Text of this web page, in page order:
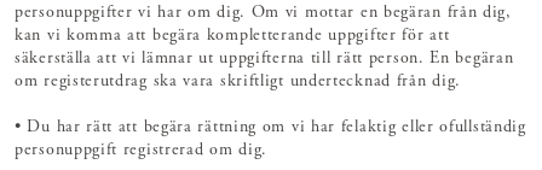
personuppgifter vi har om dig. Om vi mottar en begäran från dig,
kan vi komma att begära kompletterande uppgifter för att
säkerställa att vi lämnar ut uppgifterna till rätt person. En begäran
om registerutdrag ska vara skriftligt undertecknad från dig.
• Du har rätt att begära rättning om vi har felaktig eller ofullständig
personuppgift registrerad om dig.